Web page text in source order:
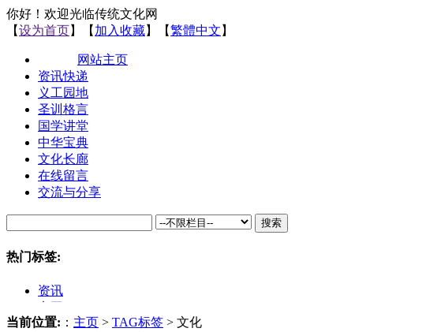
你好！欢迎光临传统文化网
【设为首页】【 加入收藏】【繁體中文 】
网站主页
资讯快递
义工园地
圣训格言
国学讲堂
中华宝典
文化长廊
在线留言
交流与分享
搜索
热门标签:
资讯
文化
当前位置: ： 主页 > TAG标签 > 文化